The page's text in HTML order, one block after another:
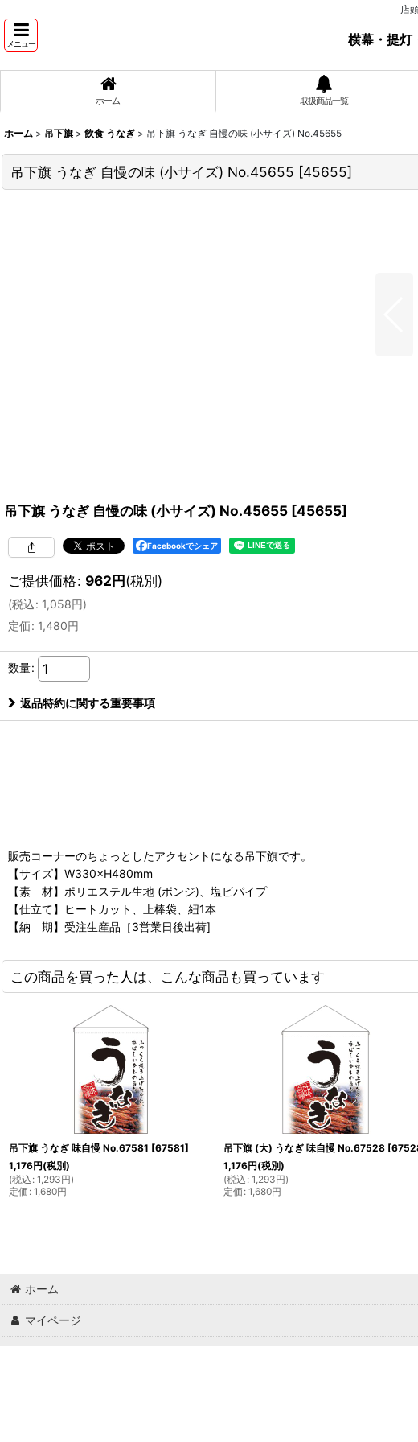
店
メニュー 横幕・提灯
ホーム 取扱商品一覧
ホーム > 吊下旗 > 飲食 うなぎ > 吊下旗 うなぎ 自慢の味 (小サイズ) No.45655
吊下旗 うなぎ 自慢の味 (小サイズ) No.45655 [45655]
吊下旗 うなぎ 自慢の味 (小サイズ) No.45655 [45655]
Facebookでシェア
ご提供価格: 962円(税別)
(税込: 1,058円)
定価: 1,480円
数量:
返品特約に関する重要事項
販売コーナーのちょっとしたアクセントになる吊下旗です。
【サイズ】W330×H480mm
【素 材】ポリエステル生地 (ポンジ)、塩ビパイプ
【仕立て】ヒートカット、上棒袋、紐1本
【納 期】受注生産品［3営業日後出荷]
この商品を買った人は、こんな商品も買っています
吊下旗 うなぎ 味自慢 No.67581 [67581]
1,176円(税別)
(税込 : 1,293円)
定価 : 1,680円
吊下旗 (大) うなぎ 味自慢 No.67528 [
1,176円(税別)
(税込 : 1,293円)
定価 : 1,680円
ホーム
マイページ